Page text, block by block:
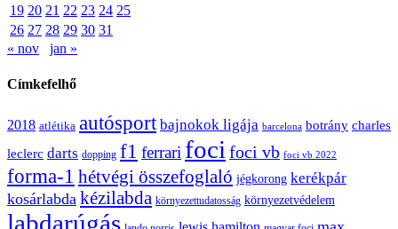
19 20 21 22 23 24 25
26 27 28 29 30 31
« nov
jan »
Címkefelhő
2018 atlétika autósport bajnokok ligája barcelona botrány charles
leclerc darts dopping f1 ferrari foci foci vb foci vb 2022
forma-1 hétvégi összefoglaló jégkorong kerékpár
kosárlabda kézilabda környezettudatosság környezetvédelem
labdarúgás